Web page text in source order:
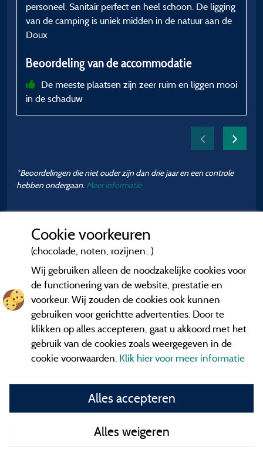
personeel. Sanitair perfect en heel schoon. De ligging
van de camping is uniek midden in de natuur aan de
Doux
Beoordeling van de accommodatie
De meeste plaatsen zijn zeer ruim en liggen mooi
in de schaduw
*Beoordelingen die niet ouder zijn dan drie jaar en een controle
hebben ondergaan. Meer informatie
General terms of use
Contact gegevens
Cookie voorkeuren
(chocolade, noten, rozijnen...)
Wij gebruiken alleen de noodzakelijke cookies voor
de functionering van de website, prestatie en
voorkeur. Wij zouden de cookies ook kunnen
gebruiken voor gerichtte advertenties. Door te
klikken op alles accepteren, gaat u akkoord met het
gebruik van de cookies zoals weergegeven in de
cookie voorwaarden. Klik hier voor meer informatie
Alles accepteren
Alles weigeren